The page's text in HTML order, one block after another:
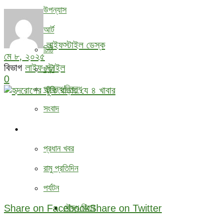
উপন্যাস
আর্ট
চিঠি
ছড়া
প্রবন্ধ/নিবন্ধ
সংবাদ
প্রধান খবর
রামু প্রতিদিন
পর্যটন
বৌদ্ধ ‍বিহার
লাইফস্টাইল ডেস্ক
মে ৮, ২০২৫
বিভাগ লাইফ স্টাইল
0
Share on FacebookShare on Twitter